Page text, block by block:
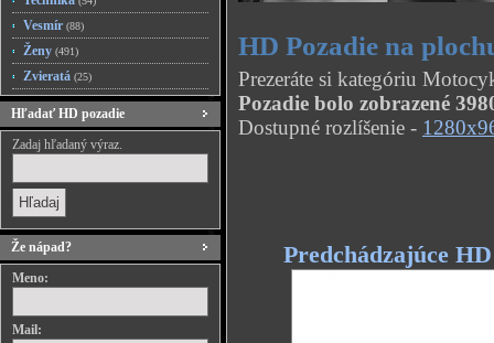
Vesmír (88)
Ženy (491)
Zvieratá (25)
Hľadať HD pozadie
Zadaj hľadaný výraz.
Že nápad?
Meno:
Mail:
HD Pozadie na
Prezeráte si kategóriu
Pozadie bolo zobrazené
Dostupné rozlíšenie -
Predchádzajúce